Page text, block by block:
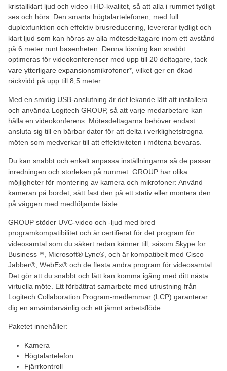
kristallklart ljud och video i HD-kvalitet, så att alla i rummet tydligt
ses och hörs. Den smarta högtalartelefonen, med full
duplexfunktion och effektiv brusreducering, levererar tydligt och
klart ljud som kan höras av alla mötesdeltagare inom ett avstånd
på 6 meter runt basenheten. Denna lösning kan snabbt
optimeras för videokonferenser med upp till 20 deltagare, tack
vare ytterligare expansionsmikrofoner*, vilket ger en ökad
räckvidd på upp till 8,5 meter.
Med en smidig USB-anslutning är det lekande lätt att installera
och använda Logitech GROUP, så att varje medarbetare kan
hålla en videokonferens. Mötesdeltagarna behöver endast
ansluta sig till en bärbar dator för att delta i verklighetstrogna
möten som medverkar till att effektiviteten i mötena bevaras.
Du kan snabbt och enkelt anpassa inställningarna så de passar
inredningen och storleken på rummet. GROUP har olika
möjligheter för montering av kamera och mikrofoner: Använd
kameran på bordet, sätt fast den på ett stativ eller montera den
på väggen med medföljande fäste.
GROUP stöder UVC-video och -ljud med bred
programkompatibilitet och är certifierat för det program för
videosamtal som du säkert redan känner till, såsom Skype for
Business™, Microsoft® Lync®, och är kompatibelt med Cisco
Jabber®, WebEx® och de flesta andra program för videosamtal.
Det gör att du snabbt och lätt kan komma igång med ditt nästa
virtuella möte. Ett förbättrat samarbete med utrustning från
Logitech Collaboration Program-medlemmar (LCP) garanterar
dig en användarvänlig och ett jämnt arbetsflöde.
Paketet innehåller:
Kamera
Högtalartelefon
Fjärrkontroll